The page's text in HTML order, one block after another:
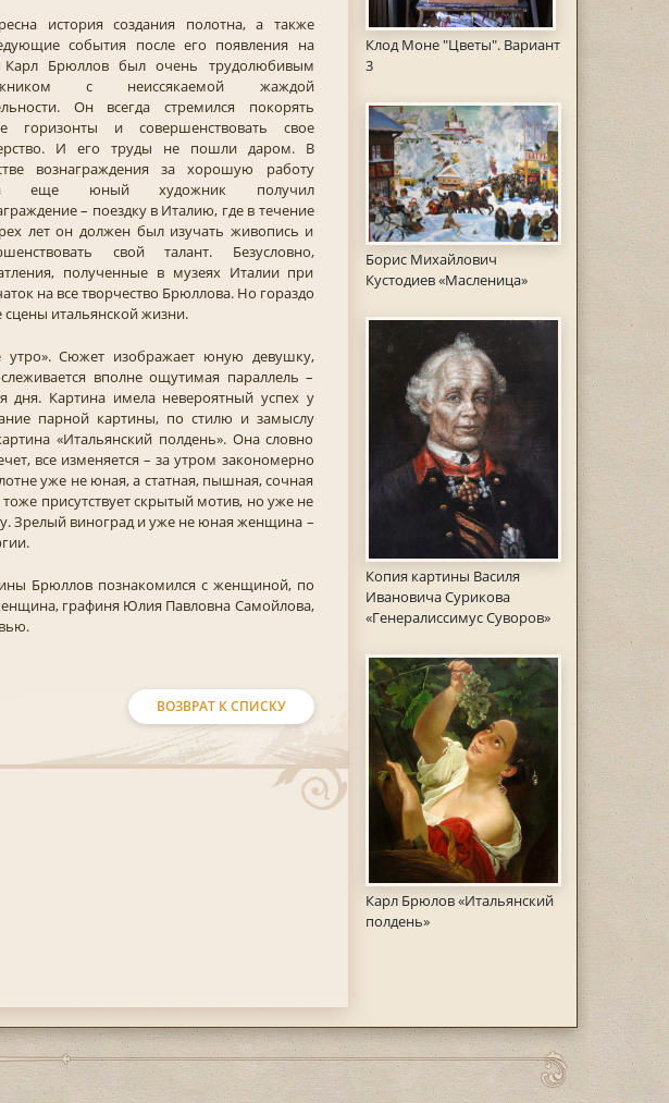
Клод Моне "Цветы". Вариант
3
Борис Михайлович
Кустодиев «Масленица»
Копия картины Василя
Ивановича Сурикова
«Генералиссимус Суворов»
Карл Брюлов «Итальянский
полдень»
история создания полотна, а также
события после его появления на
Карл Брюллов был очень трудолюбивым
с неиссякаемой жаждой
Он всегда стремился покорять
горизонты и совершенствовать свое
И его труды не пошли даром. В
вознаграждения за хорошую работу
еще юный художник получил
– поездку в Италию, где в течение
лет он должен был изучать живопись и
свой талант. Безусловно,
полученные в музеях Италии при
на все творчество Брюллова. Но гораздо
итальянской жизни.
утро». Сюжет изображает юную девушку,
вполне ощутимая параллель –
Картина имела невероятный успех у
парной картины, по стилю и замыслу
«Итальянский полдень». Она словно
все изменяется – за утром закономерно
уже не юная, а статная, пышная, сочная
присутствует скрытый мотив, но уже не
Зрелый виноград и уже не юная женщина –
Брюллов познакомился с женщиной, по
графиня Юлия Павловна Самойлова,
ВОЗВРАТ К СПИСКУ